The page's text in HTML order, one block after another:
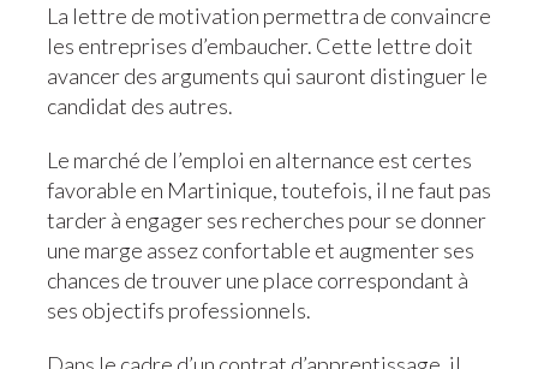
La lettre de motivation permettra de convaincre
les entreprises d’embaucher. Cette lettre doit
avancer des arguments qui sauront distinguer le
candidat des autres.
Le marché de l’emploi en alternance est certes
favorable en Martinique, toutefois, il ne faut pas
tarder à engager ses recherches pour se donner
une marge assez confortable et augmenter ses
chances de trouver une place correspondant à
ses objectifs professionnels.